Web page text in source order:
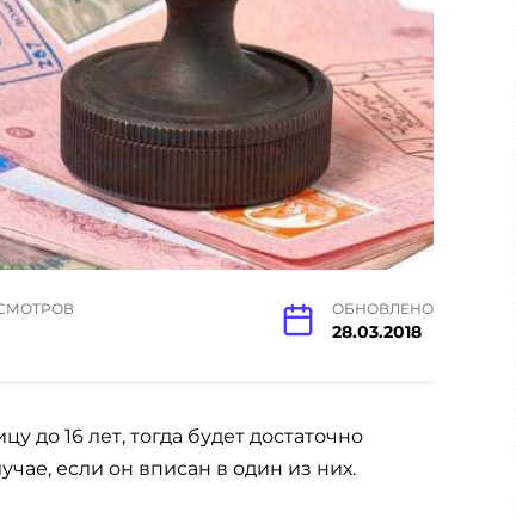
ОБНОВЛЕНО
28.03.2018
до 16 лет, тогда будет достаточно
если он вписан в один из них.